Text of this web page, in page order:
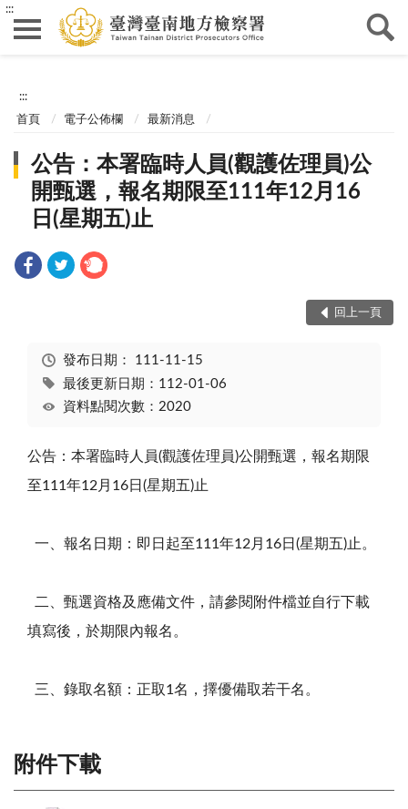
:::
:::
首頁 電子公佈欄 最新消息
公告：本署臨時人員(觀護佐理員)公
開甄選，報名期限至111年12月16
日(星期五)止
回上一頁
發布日期： 111-11-15
最後更新日期：112-01-06
資料點閱次數：2020
公告：本署臨時人員(觀護佐理員)公開甄選，報名期限
至111 年12 月 16日 (星期五 )止
一、報名日期：即日起至111 年12 月 16日 (星期五 )止。
二、甄選資格及應備文件，請參閱附件檔並自行下載
填寫後，於期限內報名。
三、錄取名額：正取1 名，擇優備取若干名。
附件下載